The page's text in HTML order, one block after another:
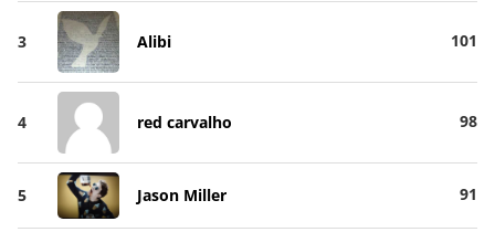
3 Alibi 101
4 red carvalho 98
5 Jason Miller 91